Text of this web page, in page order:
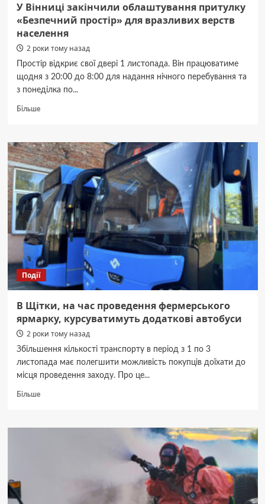
У Вінниці закінчили облаштування притулку
«Безпечний простір» для вразливих верств
населення
2 роки тому назад
Простір відкриє свої двері 1 листопада. Він працюватиме
щодня з 20:00 до 8:00 для надання нічного перебування та
з понеділка по...
БільшеДокладніше
Вінниці
закінчили
облаштування
притулку
«Безпечний
простір»
для
вразливих
верств
населення
Події
В Щітки, на час проведення фермерського
ярмарку, курсуватимуть додаткові автобуси
2 роки тому назад
Збільшення кількості транспорту в період з 1 по 3
листопада має полегшити можливість покупців доїхати до
місця проведення заходу. Про це...
БільшеДокладніше
Щітки,